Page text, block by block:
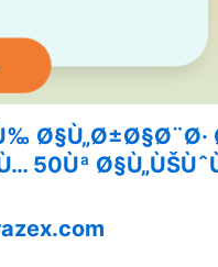
Ø§Ù„Ø±Ø§Ø¨Ø·
50Ùª